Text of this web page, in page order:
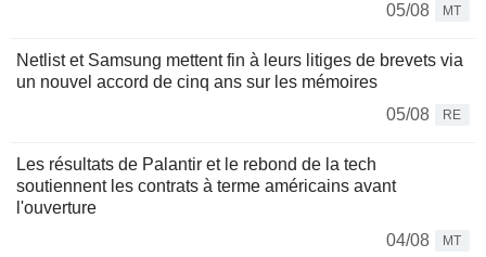
05/08
MT
Netlist et Samsung mettent fin à leurs litiges de brevets via
un nouvel accord de cinq ans sur les mémoires
05/08
RE
Les résultats de Palantir et le rebond de la tech
soutiennent les contrats à terme américains avant
l'ouverture
04/08
MT